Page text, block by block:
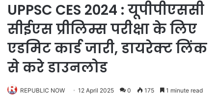
UPPSC CES 2024 : यूपीपीएससी
सीईएस प्रीलिम्स परीक्षा के लिए
एडमिट कार्ड जारी, डायरेक्ट लिंक
से करे डाउनलोड
REPUBLIC NOW 12 April 2025 0 175 1 minute read